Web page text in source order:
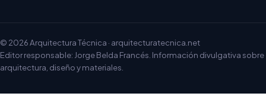
© 2026 Arquitectura Técnica · arquitecturatecnica.net
Editor responsable: Jorge Belda Francés. Información divulgativa sobre
arquitectura, diseño y materiales.